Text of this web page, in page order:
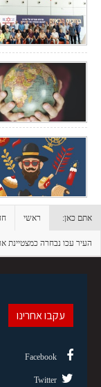
אתם כאן: ראשי
העיר עכו נבחרה כמצטיינת
עקבו אחרינו
Facebook
Twitter